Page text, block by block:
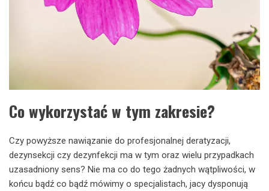
Co wykorzystać w tym zakresie?
Czy powyższe nawiązanie do profesjonalnej deratyzacji,
dezynsekcji czy dezynfekcji ma w tym oraz wielu przypadkach
uzasadniony sens? Nie ma co do tego żadnych wątpliwości, w
końcu bądź co bądź mówimy o specjalistach, jacy dysponują